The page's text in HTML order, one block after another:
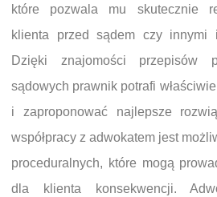
które pozwala mu skutecznie
klienta przed sądem czy innymi
Dzięki znajomości przepisów
sądowych prawnik potrafi
i zaproponować najlepsze
współpracy z adwokatem jest
proceduralnych, które mogą
dla klienta konsekwencji.